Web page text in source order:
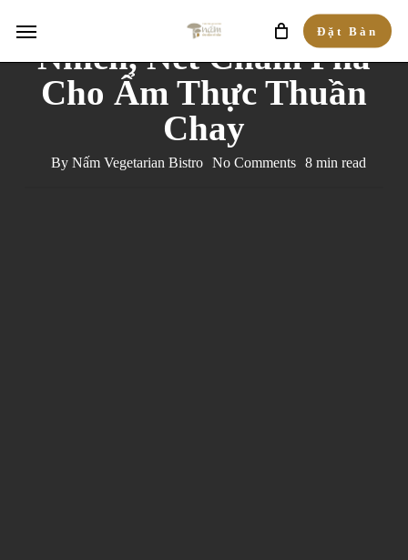
main
Đặt Bàn
Menu
Hương Vị Từ Thiên
Nhiên, Nét Chấm Phá
Cho Ẩm Thực Thuần
Chay
By Nấm Vegetarian Bistro No Comments 8 min read